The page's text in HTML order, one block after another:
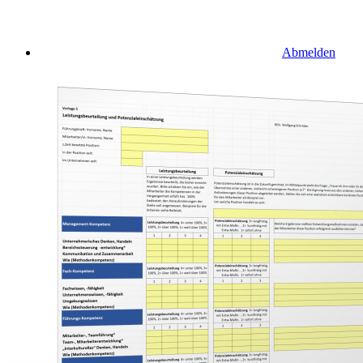
Abmelden